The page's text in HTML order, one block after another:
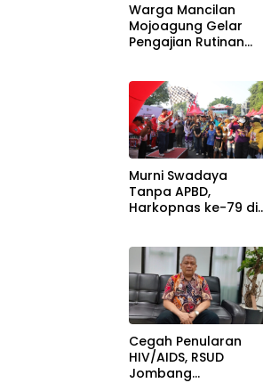
Warga Mancilan
Mojoagung Gelar
Pengajian Rutinan
Agustus Ke- 81 RI
Murni Swadaya
Tanpa APBD,
Harkopnas ke-79 di
dan Dimeriahkan
Ribuan Warga
Cegah Penularan
HIV/AIDS, RSUD
Jombang